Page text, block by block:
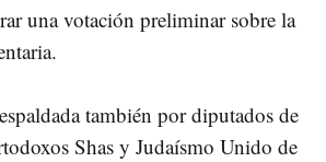
una votación preliminar sobre la
también por diputados de
Shas y Judaísmo Unido de